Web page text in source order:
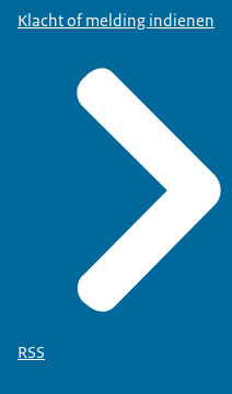
Klacht of melding indienen
RSS